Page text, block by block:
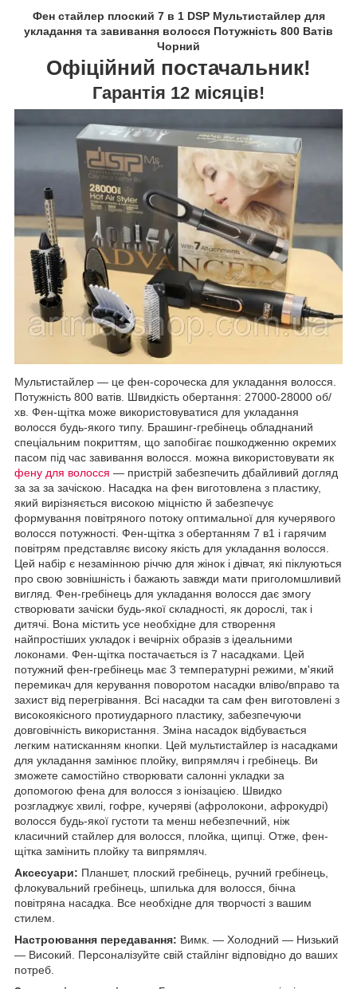
Фен стайлер плоский 7 в 1 DSP Мультистайлер для
укладання та завивання волосся Потужність 800 Ватів
Чорний
Офіційний постачальник!
Гарантія 12 місяців!
Мультистайлер — це фен-сороческа для укладання волосся.
Потужність 800 ватів. Швидкість обертання: 27000-28000 об/
хв. Фен-щітка може використовуватися для укладання
волосся будь-якого типу. Брашинг-гребінець обладнаний
спеціальним покриттям, що запобігає пошкодженню окремих
пасом під час завивання волосся. можна використовувати як
фену для волосся — пристрій забезпечить дбайливий догляд
за за за зачіскою. Насадка на фен виготовлена з пластику,
який вирізняється високою міцністю й забезпечує
формування повітряного потоку оптимальної для кучерявого
волосся потужності. Фен-щітка з обертанням 7 в1 і гарячим
повітрям представляє високу якість для укладання волосся.
Цей набір є незамінною річчю для жінок і дівчат, які піклуються
про свою зовнішність і бажають завжди мати приголомшливий
вигляд. Фен-гребінець для укладання волосся дає змогу
створювати зачіски будь-якої складності, як дорослі, так і
дитячі. Вона містить усе необхідне для створення
найпростіших укладок і вечірніх образів з ідеальними
локонами. Фен-щітка постачається із 7 насадками. Цей
потужний фен-гребінець має 3 температурні режими, м'який
перемикач для керування поворотом насадки вліво/вправо та
захист від перегрівання. Всі насадки та сам фен виготовлені з
високоякісного протиударного пластику, забезпечуючи
довговічність використання. Зміна насадок відбувається
легким натисканням кнопки. Цей мультистайлер із насадками
для укладання замінює плойку, випрямляч і гребінець. Ви
зможете самостійно створювати салонні укладки за
допомогою фена для волосся з іонізацією. Швидко
розгладжує хвилі, гофре, кучеряві (афролокони, афрокудрі)
волосся будь-якої густоти та менш небезпечний, ніж
класичний стайлер для волосся, плойка, щипці. Отже, фен-
щітка замінить плойку та випрямляч.
Аксесуари: Планшет, плоский гребінець, ручний гребінець,
флокувальний гребінець, шпилька для волосся, бічна
повітряна насадка. Все необхідне для творчості з вашим
стилем.
Настроювання передавання: Вимк. — Холодний — Низький
— Високий. Персоналізуйте свій стайлінг відповідно до ваших
потреб.